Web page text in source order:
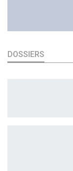
DOSSIERS